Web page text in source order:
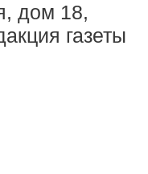
дом 18,
газеты